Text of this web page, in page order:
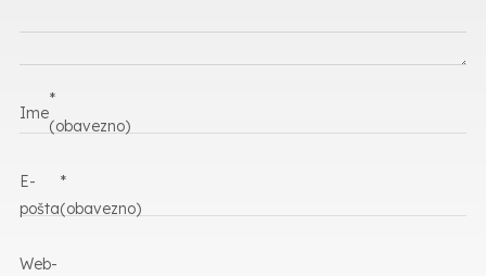
Ime
*
(obavezno)
E-
pošta
*
(obavezno)
Web-